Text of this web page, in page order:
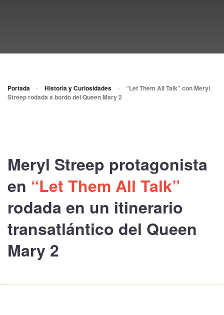
Portada » Historia y Curiosidades »
“Let Them All Talk” con Meryl
Streep rodada a bordo del Queen Mary 2
Meryl Streep protagonista
en “Let Them All Talk”
rodada en un itinerario
transatlántico del Queen
Mary 2